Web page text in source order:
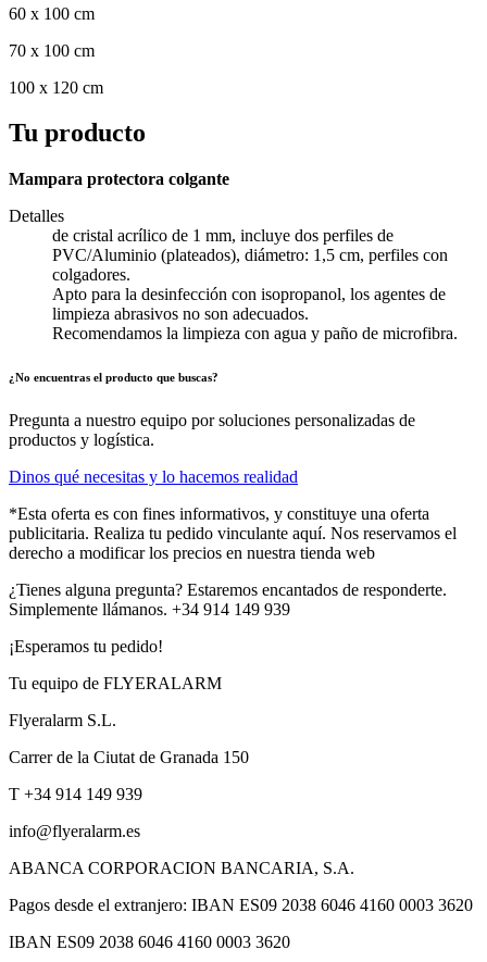
60 x 100 cm
70 x 100 cm
100 x 120 cm
Tu producto
Mampara protectora colgante
Detalles
de cristal acrílico de 1 mm, incluye dos perfiles de
PVC/Aluminio (plateados), diámetro: 1,5 cm, perfiles con
colgadores.
Apto para la desinfección con isopropanol, los agentes de
limpieza abrasivos no son adecuados.
Recomendamos la limpieza con agua y paño de microfibra.
¿No encuentras el producto que buscas?
Pregunta a nuestro equipo por soluciones personalizadas de
productos y logística.
Dinos qué necesitas y lo hacemos realidad
*Esta oferta es con fines informativos, y constituye una oferta
publicitaria. Realiza tu pedido vinculante aquí. Nos reservamos el
derecho a modificar los precios en nuestra tienda web
¿Tienes alguna pregunta? Estaremos encantados de responderte.
Simplemente llámanos. +34 914 149 939
¡Esperamos tu pedido!
Tu equipo de FLYERALARM
Flyeralarm S.L.
Carrer de la Ciutat de Granada 150
T +34 914 149 939
info@flyeralarm.es
ABANCA CORPORACION BANCARIA, S.A.
Pagos desde el extranjero: IBAN ES09 2038 6046 4160 0003 3620
IBAN ES09 2038 6046 4160 0003 3620